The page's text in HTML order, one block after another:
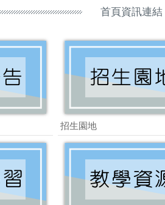
首頁資訊連結
招生園地